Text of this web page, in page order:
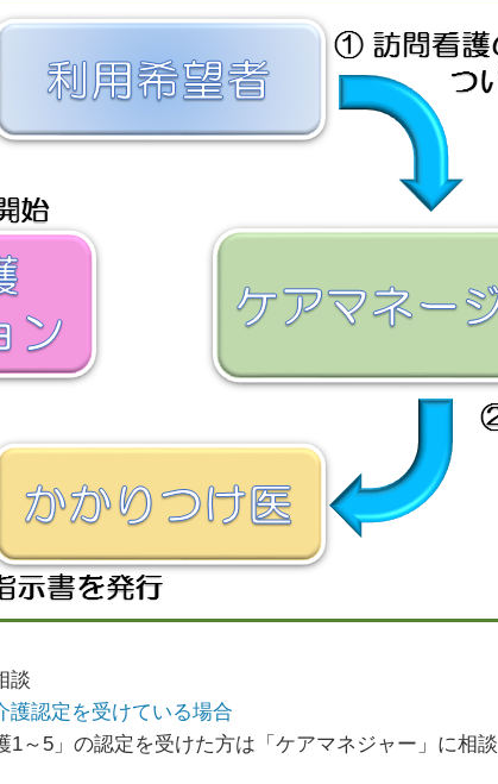
談
護認定を受けている場合
1～5」の認定を受けた方は「ケアマネジャー」に相談